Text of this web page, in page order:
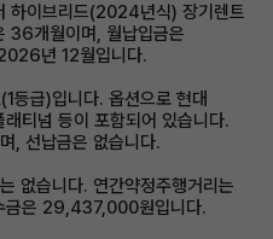
하이브리드(2024년식) 장기렌트
36개월이며, 월납입금은
년 12월입니다.
등급)입니다. 옵션으로 현대
티넘 등이 포함되어 있습니다.
, 선납금은 없습니다.
없습니다. 연간약정주행거리는
금은 29,437,000원입니다.